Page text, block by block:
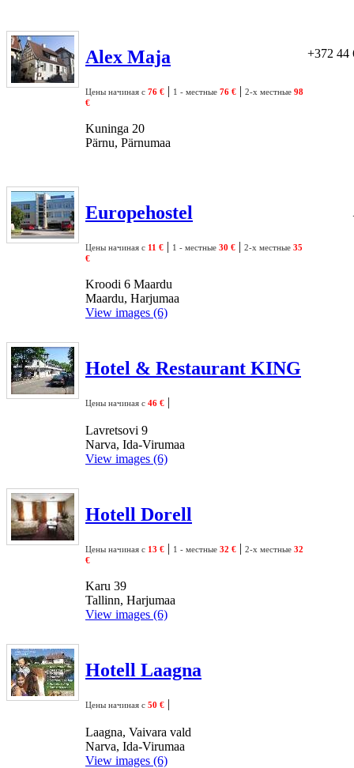
Alex Maja
Цены начиная с 76 € | 1 - местные 76 € | 2-х местные 98
€
Kuninga 20
Pärnu, Pärnumaa
+372 44
Europehostel
Цены начиная с 11 € | 1 - местные 30 € | 2-х местные 35
€
Kroodi 6 Maardu
Maardu, Harjumaa
View images (6)
Hotel & Restaurant KING
Цены начиная с 46 € |
Lavretsovi 9
Narva, Ida-Virumaa
View images (6)
Hotell Dorell
Цены начиная с 13 € | 1 - местные 32 € | 2-х местные 32
€
Karu 39
Tallinn, Harjumaa
View images (6)
Hotell Laagna
Цены начиная с 50 € |
Laagna, Vaivara vald
Narva, Ida-Virumaa
View images (6)